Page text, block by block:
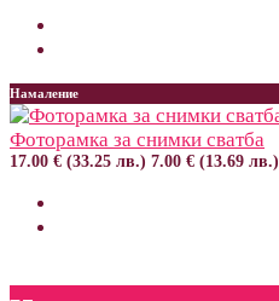
Намаление
Фоторамка за снимки сватба
17.00 € (33.25 лв.) 7.00 € (13.69 лв.)